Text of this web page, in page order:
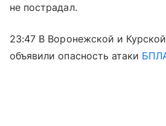
не пострадал.
23:47 В Воронежской и
объявили опасность атаки